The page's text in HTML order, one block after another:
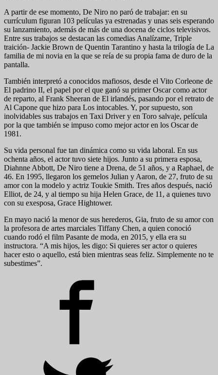
A partir de ese momento, De Niro no paró de trabajar: en su
currículum figuran 103 películas ya estrenadas y unas seis esperando
su lanzamiento, además de más de una docena de ciclos televisivos.
Entre sus trabajos se destacan las comedias Analízame, Triple
traición- Jackie Brown de Quentin Tarantino y hasta la trilogía de La
familia de mi novia en la que se reía de su propia fama de duro de la
pantalla.
También interpretó a conocidos mafiosos, desde el Vito Corleone de
El padrino II, el papel por el que ganó su primer Oscar como actor
de reparto, al Frank Sheeran de El irlandés, pasando por el retrato de
Al Capone que hizo para Los intocables. Y, por supuesto, son
inolvidables sus trabajos en Taxi Driver y en Toro salvaje, película
por la que también se impuso como mejor actor en los Oscar de
1981.
Su vida personal fue tan dinámica como su vida laboral. En sus
ochenta años, el actor tuvo siete hijos. Junto a su primera esposa,
Diahnne Abbott, De Niro tiene a Drena, de 51 años, y a Raphael, de
46. En 1995, llegaron los gemelos Julian y Aaron, de 27, fruto de su
amor con la modelo y actriz Toukie Smith. Tres años después, nació
Elliot, de 24, y al tiempo su hija Helen Grace, de 11, a quienes tuvo
con su exesposa, Grace Hightower.
En mayo nació la menor de sus herederos, Gia, fruto de su amor con
la profesora de artes marciales Tiffany Chen, a quien conoció
cuando rodó el film Pasante de moda, en 2015, y ella era su
instructora. “A mis hijos, les digo: Si quieres ser actor o quieres
hacer esto o aquello, está bien mientras seas feliz. Simplemente no te
subestimes”.